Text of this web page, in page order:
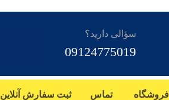
سؤالی دارید؟
09124775019
فروشگاه تماس ثبت سفارش آنلاین